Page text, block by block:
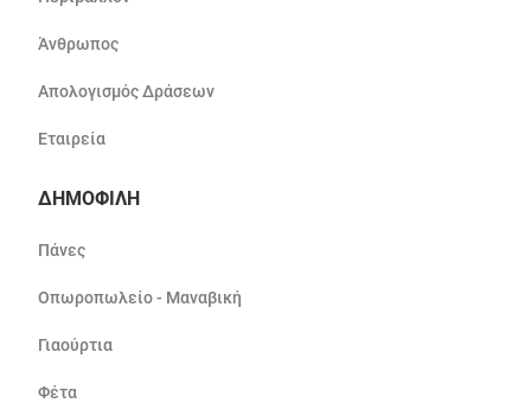
Άνθρωπος
Απολογισμός Δράσεων
Εταιρεία
ΔΗΜΟΦΙΛΗ
Πάνες
Οπωροπωλείο - Μαναβική
Γιαούρτια
Φέτα